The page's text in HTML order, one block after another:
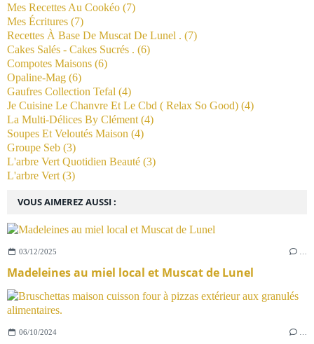
VOUS AIMEREZ AUSSI :
03/12/2025
Madeleines au miel local et Muscat de Lunel
06/10/2024
Mes Recettes Au Cookéo (7)
Mes Écritures (7)
Recettes À Base De Muscat De Lunel . (7)
Cakes Salés - Cakes Sucrés . (6)
Compotes Maisons (6)
Opaline-Mag (6)
Gaufres Collection Tefal (4)
Je Cuisine Le Chanvre Et Le Cbd ( Relax So Good) (4)
La Multi-Délices By Clément (4)
Soupes Et Veloutés Maison (4)
Groupe Seb (3)
L'arbre Vert Quotidien Beauté (3)
L'arbre Vert (3)